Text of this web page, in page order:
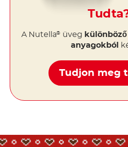
A Nutella® üveg
anyagokból
Tudjon meg